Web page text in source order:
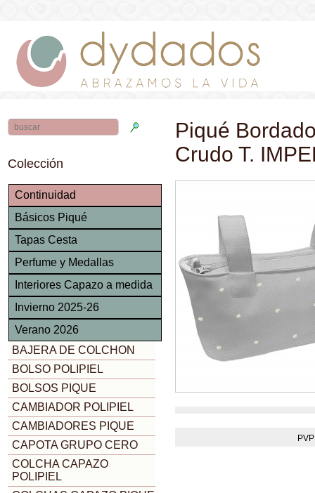
Colección
Continuidad
Básicos Piqué
Tapas Cesta
Perfume y Medallas
Interiores Capazo a medida
Invierno 2025-26
Verano 2026
BAJERA DE COLCHON
BOLSO POLIPIEL
BOLSOS PIQUE
CAMBIADOR POLIPIEL
CAMBIADORES PIQUE
CAPOTA GRUPO CERO
COLCHA CAPAZO
POLIPIEL
Piqué
Crudo T.